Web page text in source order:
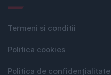
Termeni si conditii
Politica cookies
Politica de confidențialitate